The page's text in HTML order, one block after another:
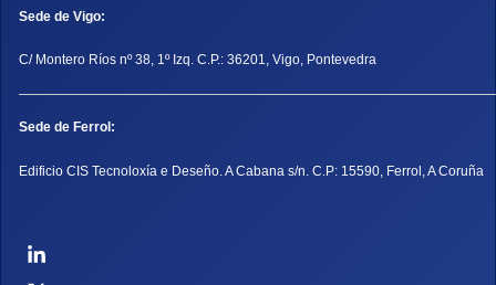
Sede de Vigo:
C/ Montero Ríos nº 38, 1º Izq. C.P.: 36201, Vigo, Pontevedra
Sede de Ferrol:
Edificio CIS Tecnoloxía e Deseño. A Cabana s/n. C.P: 15590, Ferrol, A Coruña